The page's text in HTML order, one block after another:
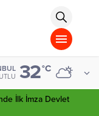
32°C
İlk İmza Devlet